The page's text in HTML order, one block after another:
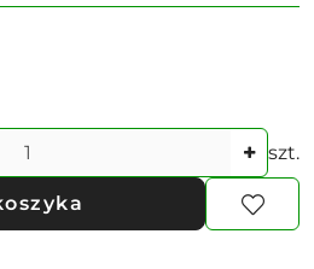
szt.